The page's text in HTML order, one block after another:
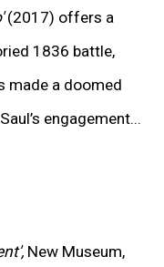
(2017) offers a
1836 battle,
made a doomed
engagement...
New Museum,